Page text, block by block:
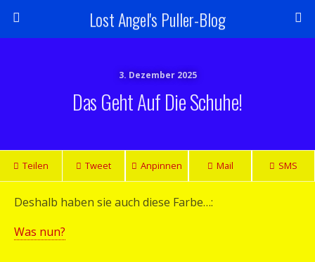
Lost Angel's Puller-Blog
3. Dezember 2025
Das Geht Auf Die Schuhe!
Teilen Tweet Anpinnen Mail SMS
Deshalb haben sie auch diese Farbe…:
Was nun?